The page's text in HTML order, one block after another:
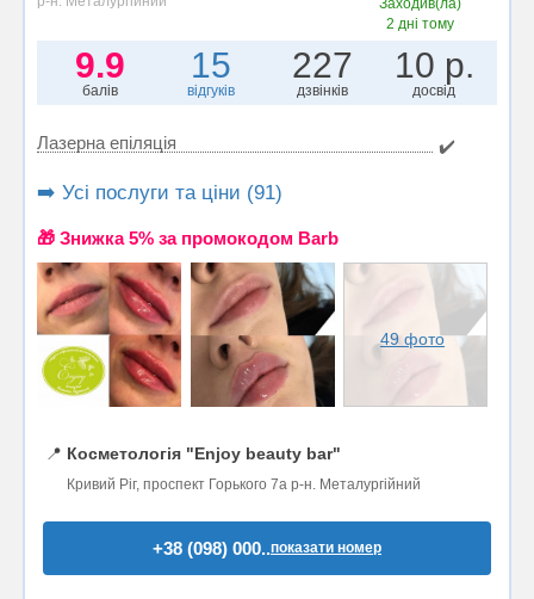
2 дні тому
9.9
балів
15
відгуків
227
дзвінків
10 р.
досвід
Лазерна епіляція ✔️
➡️ Усі послуги та ціни (91)
🎁 Знижка 5% за промокодом Barb
49 фото
📍 Косметологія "Enjoy beauty bar"
Кривий Ріг, проспект Горького 7а р-н. Металургійний
+38 (098) 000..показати номер